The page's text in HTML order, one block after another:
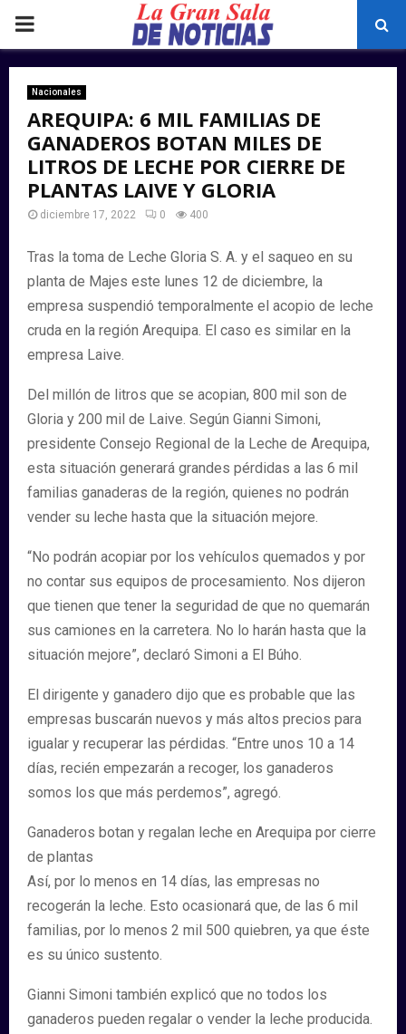
PRIMARY
MENU
Nacionales
AREQUIPA: 6 MIL FAMILIAS DE
GANADEROS BOTAN MILES DE
LITROS DE LECHE POR CIERRE DE
PLANTAS LAIVE Y GLORIA
diciembre 17, 2022 0 400
Tras la toma de Leche Gloria S. A. y el saqueo en su
planta de Majes este lunes 12 de diciembre, la
empresa suspendió temporalmente el acopio de leche
cruda en la región Arequipa. El caso es similar en la
empresa Laive.
Del millón de litros que se acopian, 800 mil son de
Gloria y 200 mil de Laive. Según Gianni Simoni,
presidente Consejo Regional de la Leche de Arequipa,
esta situación generará grandes pérdidas a las 6 mil
familias ganaderas de la región, quienes no podrán
vender su leche hasta que la situación mejore.
“No podrán acopiar por los vehículos quemados y por
no contar sus equipos de procesamiento. Nos dijeron
que tienen que tener la seguridad de que no quemarán
sus camiones en la carretera. No lo harán hasta que la
situación mejore”, declaró Simoni a El Búho.
El dirigente y ganadero dijo que es probable que las
empresas buscarán nuevos y más altos precios para
igualar y recuperar las pérdidas. “Entre unos 10 a 14
días, recién empezarán a recoger, los ganaderos
somos los que más perdemos”, agregó.
Ganaderos botan y regalan leche en Arequipa por cierre
de plantas
Así, por lo menos en 14 días, las empresas no
recogerán la leche. Esto ocasionará que, de las 6 mil
familias, por lo menos 2 mil 500 quiebren, ya que éste
es su único sustento.
Gianni Simoni también explicó que no todos los
ganaderos pueden regalar o vender la leche producida.